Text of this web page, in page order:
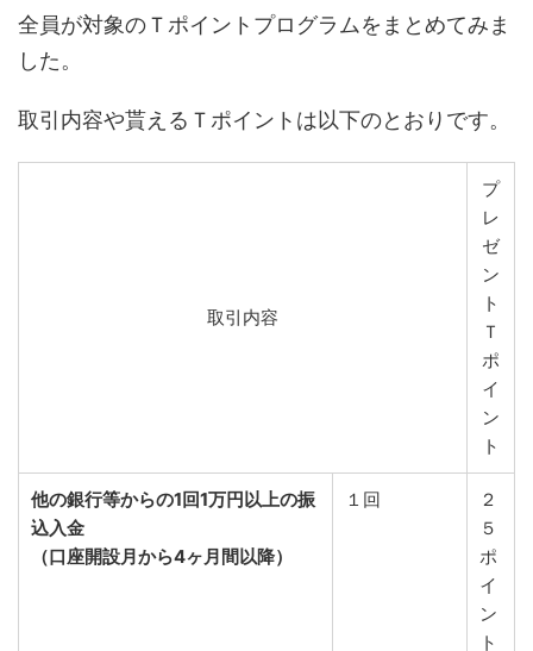
全員が対象のＴポイントプログラムをまとめてみま
した。
取引内容や貰えるＴポイントは以下のとおりです。
取引内容
プ
レ
ゼ
ン
ト
Ｔ
ポ
イ
ン
ト
他の銀行等からの1回1万円以上の振
込入金
（口座開設月から4ヶ月間以降）
１回
２
５
ポ
イ
ン
ト